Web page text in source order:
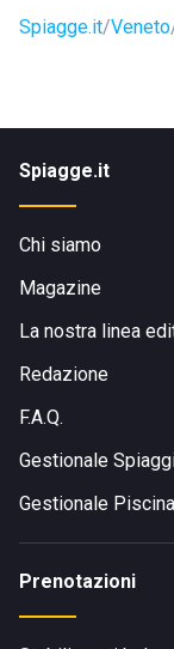
Spiagge.it Veneto
Spiagge.it
Chi siamo
Magazine
La nostra linea
Redazione
F.A.Q.
Gestionale
Gestionale Piscina
Prenotazioni